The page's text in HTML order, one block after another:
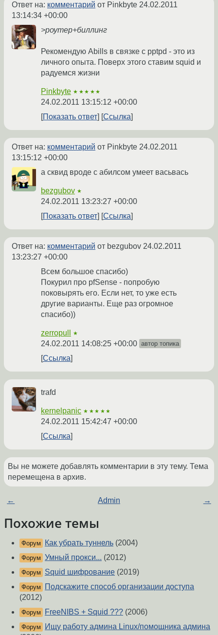
Ответ на: комментарий от Pinkbyte 24.02.2011
13:14:34 +00:00
>роутер+биллинг
Рекомендую Abills в связке с pptpd - это из
личного опыта. Поверх этого ставим squid и
радуемся жизни
Pinkbyte ★★★★★
24.02.2011 13:15:12 +00:00
Показать ответ
Ссылка
Ответ на: комментарий от Pinkbyte 24.02.2011
13:15:12 +00:00
а сквид вроде с абилсом умеет васьвась
bezgubov ★
24.02.2011 13:23:27 +00:00
Показать ответ
Ссылка
Ответ на: комментарий от bezgubov 24.02.2011
13:23:27 +00:00
Всем большое спасибо)
Покурил про pfSense - попробую
поковырять его. Если нет, то уже есть
другие варианты. Еще раз огромное
спасибо))
zerropull ★
24.02.2011 14:08:25 +00:00 автор топика
Ссылка
trafd
kernelpanic ★★★★★
24.02.2011 15:42:47 +00:00
Ссылка
Вы не можете добавлять комментарии в эту тему. Тема
перемещена в архив.
← Admin →
Похожие темы
Форум Как убрать туннель (2004)
Форум Умный прокси... (2012)
Форум Squid шифрование (2019)
Форум
Подскажите способ организации доступа
(2012)
Форум FreeNIBS + Squid ??? (2006)
Форум
Ищу работу админа Linux/помощника админа